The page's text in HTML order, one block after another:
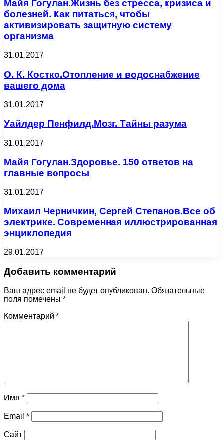
Майя Гогулан.Жизнь без стресса, кризиса и
болезней. Как питаться, чтобы
активизировать защитную систему
организма
31.01.2017
О. К. Костко.Отопление и водоснабжение
вашего дома
31.01.2017
Уайлдер Пенфилд.Мозг. Тайны разума
31.01.2017
Майя Гогулан.Здоровье. 150 ответов на
главные вопросы
31.01.2017
Михаил Черничкин, Сергей Степанов.Все об
электрике. Современная иллюстрированная
энциклопедия
29.01.2017
Добавить комментарий
Ваш адрес email не будет опубликован. Обязательные
поля помечены *
Комментарий *
Имя *
Email *
Сайт